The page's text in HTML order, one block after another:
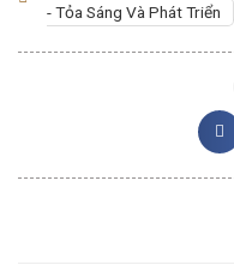
- Tỏa Sáng Và Phát Triển